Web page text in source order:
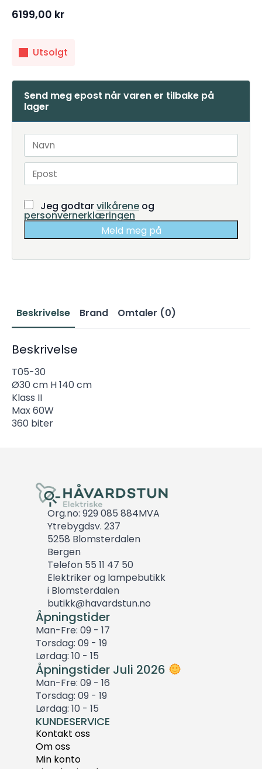
6199,00 kr
Utsolgt
Send meg epost når varen er tilbake på
lager
Jeg godtarvilkårene og
personvernerklæringen
Meld meg på
Beskrivelse Brand Omtaler (0)
Beskrivelse
T05-30
Ø30 cm H 140 cm
Klass II
Max 60W
360 biter
Org.no: 929 085 884MVA
Ytrebygdsv. 237
5258 Blomsterdalen
Bergen
Telefon 55 11 47 50
Elektriker og lampebutikk
i Blomsterdalen
butikk@havardstun.no
Åpningstider
Man-Fre: 09 - 17
Torsdag: 09 - 19
Lørdag: 10 - 15
Åpningstider Juli 2026
Man-Fre: 09 - 16
Torsdag: 09 - 19
Lørdag: 10 - 15
KUNDESERVICE
Kontakt oss
Om oss
Min konto